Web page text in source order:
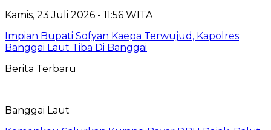
Kamis, 23 Juli 2026 - 11:56 WITA
Impian Bupati Sofyan Kaepa Terwujud, Kapolres
Banggai Laut Tiba Di Banggai
Berita Terbaru
Banggai Laut